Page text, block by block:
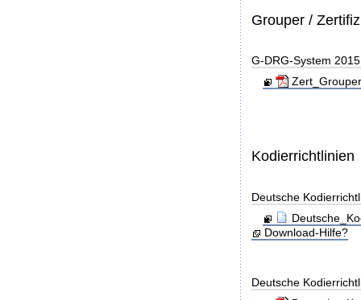
Grouper /
G-DRG-System
Kodierrichtlinien
Deutsche
Download-Hilfe?
Deutsche